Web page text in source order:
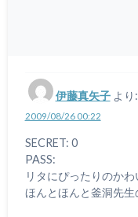
伊藤真矢子 より:
2009/08/26 00:22
SECRET: 0
PASS:
リタにぴったりのか
ほんとほんと釜洞先